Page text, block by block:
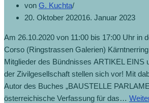
von G. Kuchta
20. Oktober 202016. Januar 2023
Am 26.10.2020 von 11:00 bis 17:00 Uhr in
Corso (Ringstrassen Galerien)
Mitglieder des Bündnisses ARTIKEL EINS
der Zivilgesellschaft stellen sich vor! Mit
Autor des Buches „BAUSTELLE
österreichische Verfassung für das…